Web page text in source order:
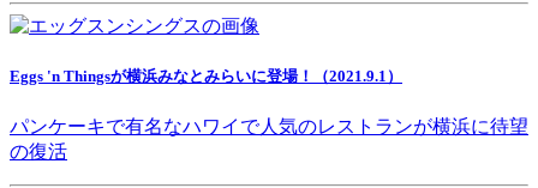
Eggs 'n Thingsが横浜みなとみらいに登場！（2021.9.1）
パンケーキで有名なハワイで人気のレストランが横浜に待望
の復活